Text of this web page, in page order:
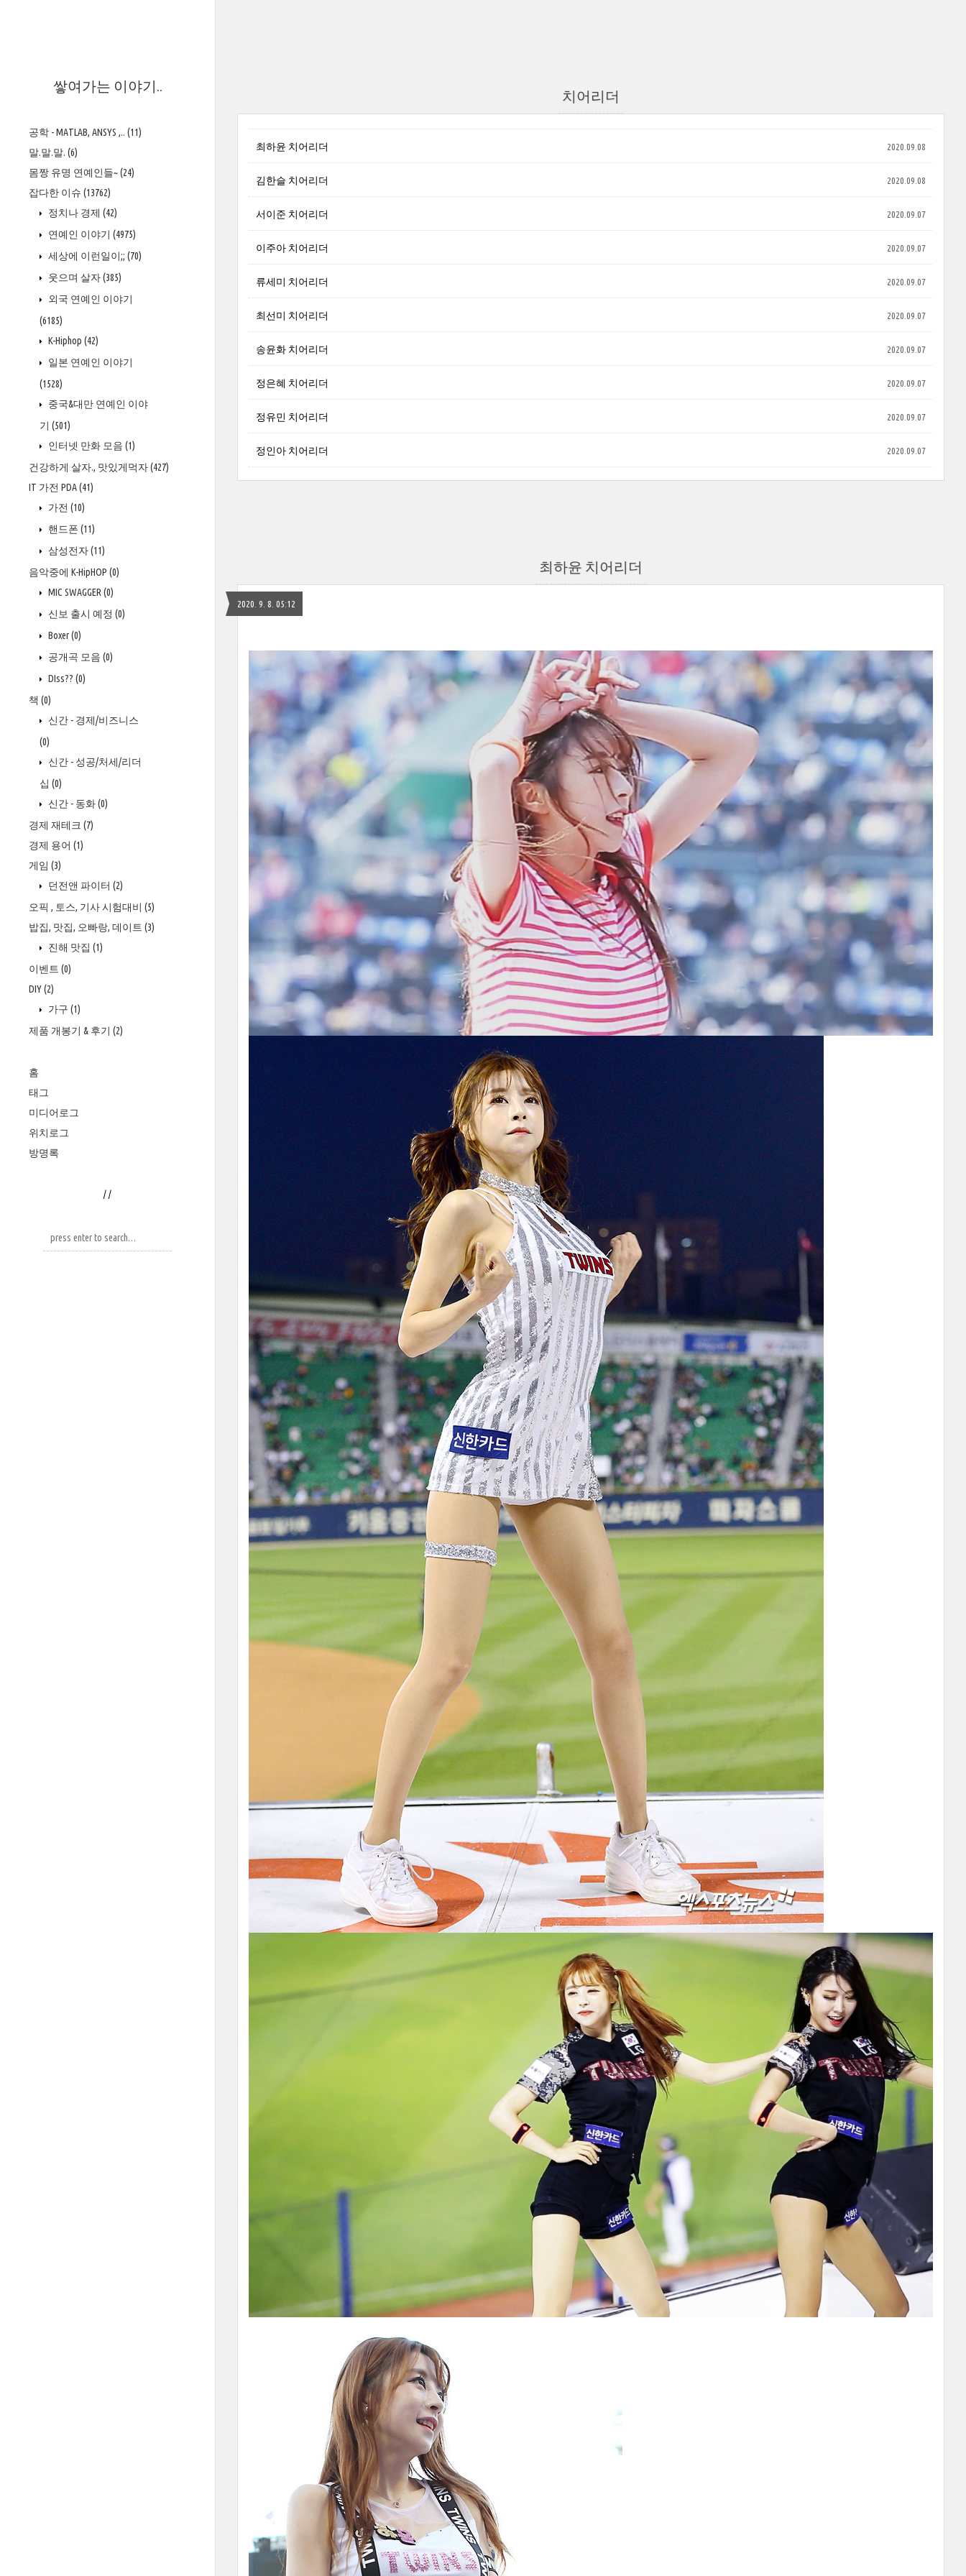
쌓여가는 이야기..
공학 - MATLAB, ANSYS ,.. (11)
말.말.말. (6)
몸짱 유명 연예인들~(24)
잡다한 이슈 (13762)
정치나 경제 (42)
연예인 이야기 (4975)
세상에 이런일이;; (70)
웃으며 살자(385)
외국 연예인 이야기
(6185)
K-Hiphop (42)
일본 연예인 이야기
(1528)
중국&대만 연예인 이야
기 (501)
인터넷 만화 모음 (1)
건강하게 살자., 맛있게먹자(427)
IT 가전 PDA(41)
가전 (10)
핸드폰 (11)
삼성전자(11)
음악중에 K-HipHOP (0)
MIC SWAGGER (0)
신보 출시 예정 (0)
Boxer(0)
공개곡 모음 (0)
DIss?? (0)
책 (0)
신간 - 경제/비즈니스
(0)
신간 - 성공/처세/리더
십 (0)
신간 - 동화(0)
경제 재테크 (7)
경제 용어 (1)
게임 (3)
던전앤 파이터 (2)
오픽 , 토스, 기사 시험대비 (5)
밥집, 맛집, 오빠랑, 데이트 (3)
진해 맛집 (1)
이벤트 (0)
DIY(2)
가구 (1)
제품 개봉기 & 후기 (2)
홈
태그
미디어로그
위치로그
방명록
/ /
치어리더
최하윤 치어리더 2020.09.08
김한슬 치어리더 2020.09.08
서이준 치어리더 2020.09.07
이주아 치어리더 2020.09.07
류세미 치어리더 2020.09.07
최선미 치어리더 2020.09.07
송윤화 치어리더 2020.09.07
정은혜 치어리더 2020.09.07
정유민 치어리더 2020.09.07
정인아 치어리더 2020.09.07
최하윤 치어리더
2020. 9. 8. 05:12